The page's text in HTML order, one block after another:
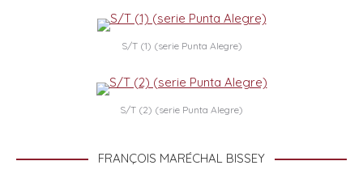
S/T (1) (serie Punta Alegre)
S/T (2) (serie Punta Alegre)
FRANÇOIS MARÉCHAL BISSEY